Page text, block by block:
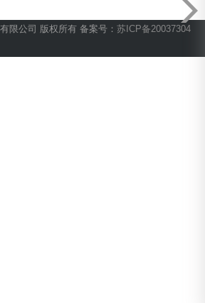
限公司 版权所有 备案号： 苏ICP备20037304